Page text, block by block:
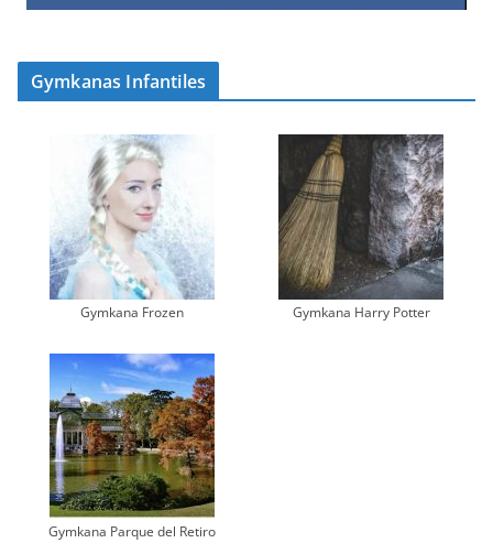
Gymkanas Infantiles
Gymkana Frozen Gymkana Harry Potter
Gymkana Parque del Retiro